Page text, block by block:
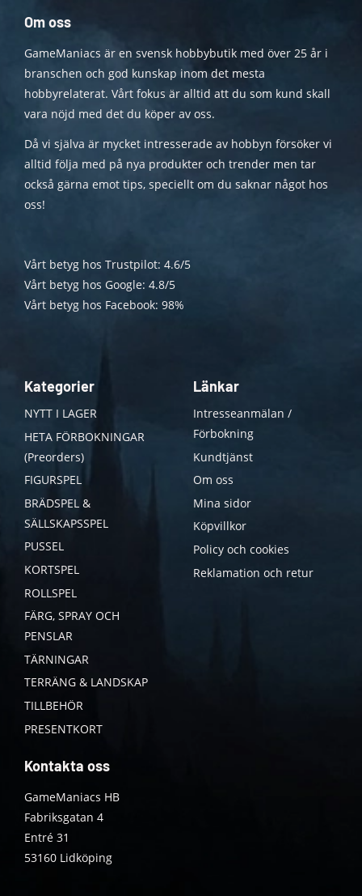
Om oss
GameManiacs är en svensk hobbybutik med över 25 år i
branschen och god kunskap inom det mesta
hobbyrelaterat. Vårt fokus är alltid att du som kund skall
vara nöjd med det du köper av oss.
Då vi själva är mycket intresserade av hobbyn försöker vi
alltid följa med på nya produkter och trender men tar
också gärna emot tips, speciellt om du saknar något hos
oss!
Vårt betyg hos Trustpilot: 4.6/5
Vårt betyg hos Google: 4.8/5
Vårt betyg hos Facebook: 98%
Kategorier
NYTT I LAGER
HETA FÖRBOKNINGAR
(Preorders)
FIGURSPEL
BRÄDSPEL &
SÄLLSKAPSSPEL
PUSSEL
KORTSPEL
ROLLSPEL
FÄRG, SPRAY OCH
PENSLAR
TÄRNINGAR
TERRÄNG & LANDSKAP
TILLBEHÖR
PRESENTKORT
Länkar
Intresseanmälan /
Förbokning
Kundtjänst
Om oss
Mina sidor
Köpvillkor
Policy och cookies
Reklamation och retur
Kontakta oss
GameManiacs HB
Fabriksgatan 4
Entré 31
53160 Lidköping